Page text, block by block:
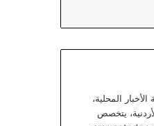
خبرة تتجاوز 10 سنوات في تغطية الأخبار المحلية،
يتخصص